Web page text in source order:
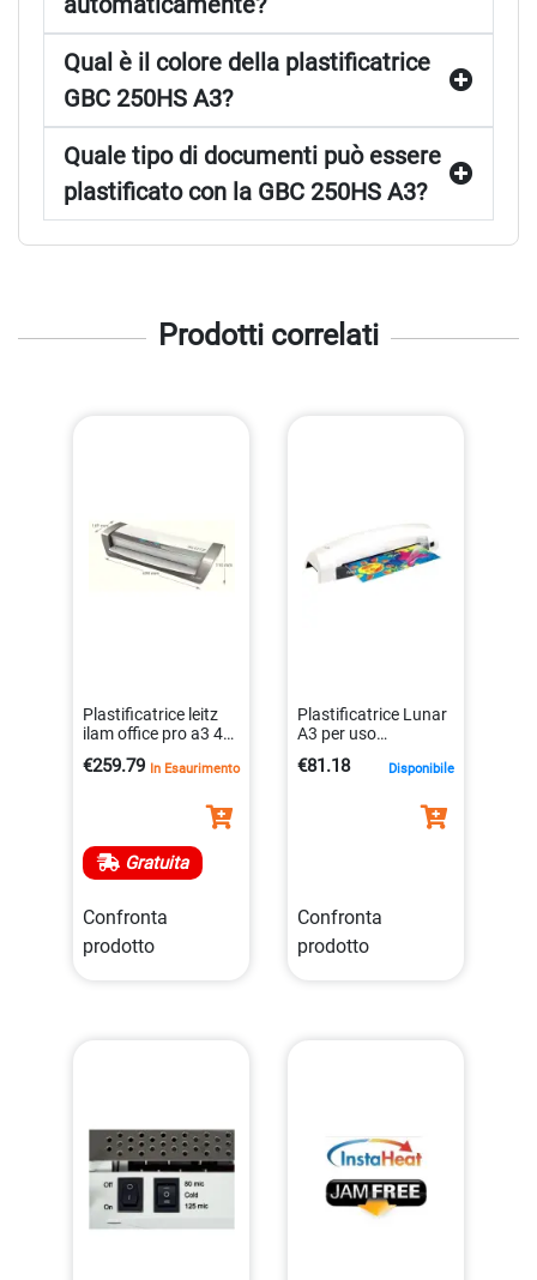
Qual è il colore della plastificatrice
GBC 250HS A3?
Quale tipo di documenti può essere
plastificato con la GBC 250HS A3?
Prodotti correlati
Plastificatrice leitz
ilam office pro a3 4
4002432113545
€259.79 In Esaurimento
Gratuita
Confronta
prodotto
Plastificatrice Lunar
A3 per uso
0043859624430
€81.18 Disponibile
Confronta
prodotto